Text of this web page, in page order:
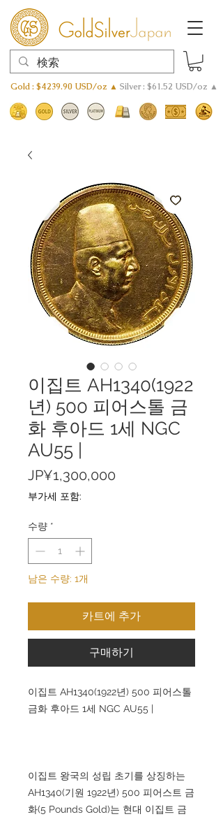
Gold : $4239.90 USD/oz ▲ Silver : $61.52 USD/oz ▲
이집트 AH1340(1922
년) 500 피어스톨 금
화 후아드 1세 NGC
AU55 |
JP¥1,300,000
부가세 포함:
수량 *
남은 수량: 1개
카트에 추가
구매하기
이집트 AH1340(1922년) 500 피어스톨
금화 후아드 1세 NGC AU55 |
이집트 왕국의 성립 초기를 상징하는
AH1340(기원 1922년) 500 피어스트 금
화(5 Pounds Gold)는 현대 이집트 금